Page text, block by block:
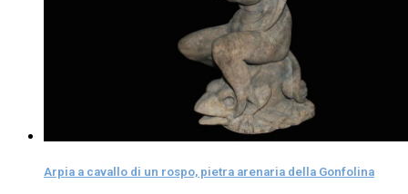
Arpia a cavallo di un rospo, pietra arenaria della Gonfolina